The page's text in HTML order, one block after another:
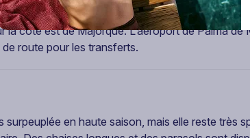
est situé en première ligne, face à la plage de
la côte est de Majorque. L’aéroport de Palma
route pour les transferts.
surpeuplée en haute saison, mais elle reste très